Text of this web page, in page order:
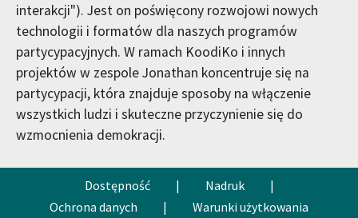
interakcji"). Jest on poświęcony rozwojowi nowych
technologii i formatów dla naszych programów
partycypacyjnych. W ramach KoodiKo i innych
projektów w zespole Jonathan koncentruje się na
partycypacji, która znajduje sposoby na włączenie
wszystkich ludzi i skuteczne przyczynienie się do
wzmocnienia demokracji.
Dostępność | Nadruk
|
Ochrona danych
| Warunki użytkowania